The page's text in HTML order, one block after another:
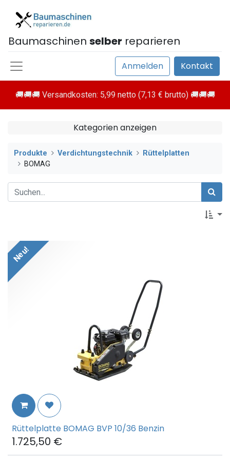
Baumaschinen selber reparieren
Anmelden Kontakt
🚚🚚🚚 Versandkosten: 5,99 netto (7,13 € brutto) 🚚🚚🚚
Kategorien anzeigen
Produkte Verdichtungstechnik
Rüttelplatten
BOMAG
Rüttelplatte BOMAG BVP 10/36 Benzin
1.725,50 €
Neu!